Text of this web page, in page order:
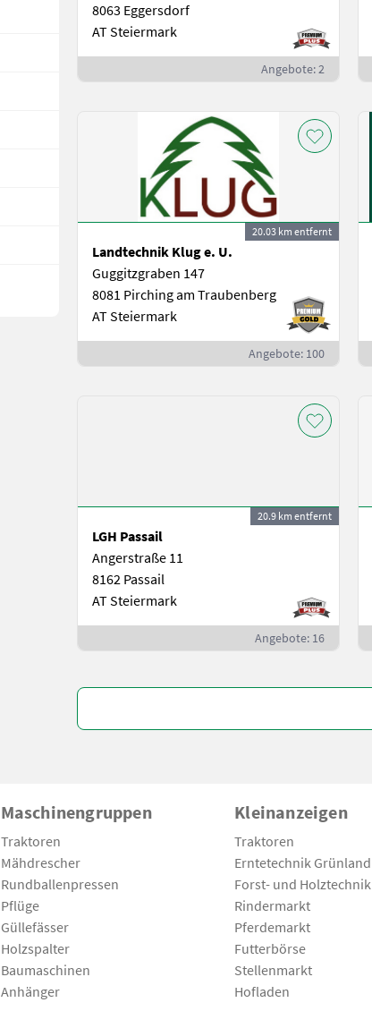
8063 Eggersdorf
AT Steiermark
Angebote: 2
20.03 km entfernt
Landtechnik Klug e. U.
Guggitzgraben 147
8081 Pirching am Traubenberg
AT Steiermark
Angebote: 100
20.9 km entfernt
LGH Passail
Angerstraße 11
8162 Passail
AT Steiermark
Angebote: 16
Maschinengruppen
Traktoren
Mähdrescher
Rundballenpressen
Pflüge
Güllefässer
Holzspalter
Baumaschinen
Anhänger
Kleinanzeigen
Traktoren
Erntetechnik Grünland
Forst- und Holztechnik
Rindermarkt
Pferdemarkt
Futterbörse
Stellenmarkt
Hofladen